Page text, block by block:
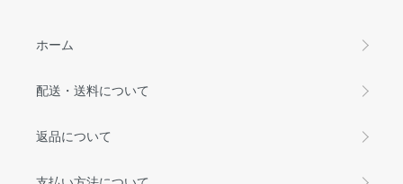
ホーム
配送・送料について
返品について